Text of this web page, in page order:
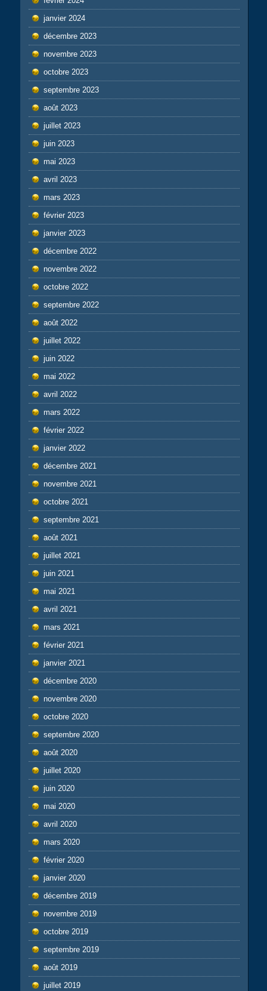
janvier 2024
décembre 2023
novembre 2023
octobre 2023
septembre 2023
août 2023
juillet 2023
juin 2023
mai 2023
avril 2023
mars 2023
février 2023
janvier 2023
décembre 2022
novembre 2022
octobre 2022
septembre 2022
août 2022
juillet 2022
juin 2022
mai 2022
avril 2022
mars 2022
février 2022
janvier 2022
décembre 2021
novembre 2021
octobre 2021
septembre 2021
août 2021
juillet 2021
juin 2021
mai 2021
avril 2021
mars 2021
février 2021
janvier 2021
décembre 2020
novembre 2020
octobre 2020
septembre 2020
août 2020
juillet 2020
juin 2020
mai 2020
avril 2020
mars 2020
février 2020
janvier 2020
décembre 2019
novembre 2019
octobre 2019
septembre 2019
août 2019
juillet 2019